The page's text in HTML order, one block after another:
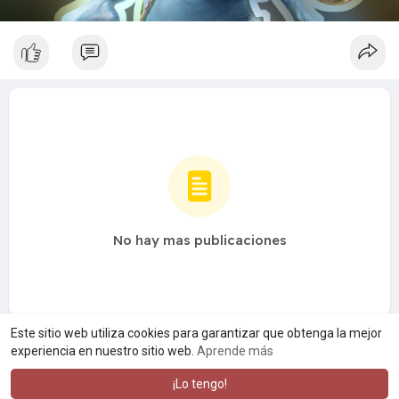
Este sitio web utiliza cookies para garantizar que obtenga la mejor
experiencia en nuestro sitio web. Aprende más
¡Lo tengo!
No hay mas publicaciones